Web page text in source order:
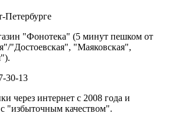
Петербурге
"Фонотека" (5 минут пешком от
"Достоевская", "Маяковская",
30-13
через интернет c 2008 года и
с "избыточным качеством".